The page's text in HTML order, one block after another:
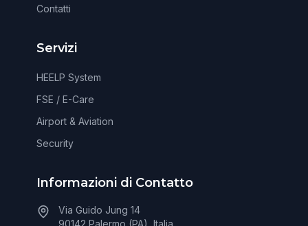
Contatti
Servizi
HEELP System
FSE / E-Care
Airport & Aviation
Security
Informazioni di Contatto
Via Guido Jung 14
90142 Palermo (PA), Italia